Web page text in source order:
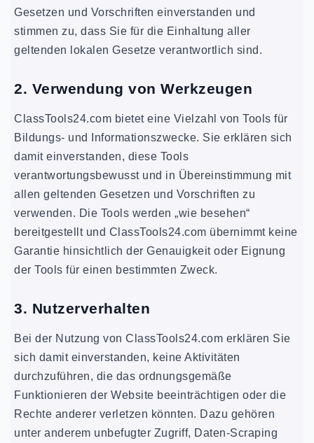
Gesetzen und Vorschriften einverstanden und
stimmen zu, dass Sie für die Einhaltung aller
geltenden lokalen Gesetze verantwortlich sind.
2. Verwendung von Werkzeugen
ClassTools24.com bietet eine Vielzahl von Tools für
Bildungs- und Informationszwecke. Sie erklären sich
damit einverstanden, diese Tools
verantwortungsbewusst und in Übereinstimmung mit
allen geltenden Gesetzen und Vorschriften zu
verwenden. Die Tools werden „wie besehen“
bereitgestellt und ClassTools24.com übernimmt keine
Garantie hinsichtlich der Genauigkeit oder Eignung
der Tools für einen bestimmten Zweck.
3. Nutzerverhalten
Bei der Nutzung von ClassTools24.com erklären Sie
sich damit einverstanden, keine Aktivitäten
durchzuführen, die das ordnungsgemäße
Funktionieren der Website beeinträchtigen oder die
Rechte anderer verletzen könnten. Dazu gehören
unter anderem unbefugter Zugriff, Daten-Scraping